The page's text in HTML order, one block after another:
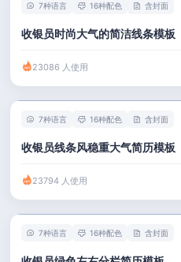
7种语言 16种配色 含封面
收银员时尚大气的简洁线条模板
23086 人使用
7种语言 16种配色 含封面
收银员线条风稳重大气简历模板
23794 人使用
7种语言 16种配色 含封面